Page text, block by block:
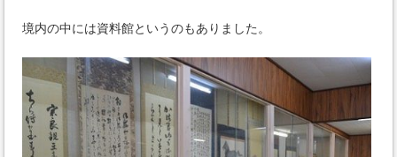
境内の中には資料館というのもありました。